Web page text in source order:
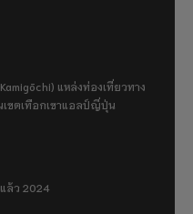
แหล่งท่องเที่ยวทาง
ขตเทือกเขาแอลป์ญี่ปุ่น
ล้ว 2024